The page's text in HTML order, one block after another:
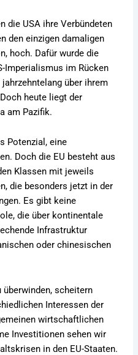
die USA ihre Verbündeten
den einzigen damaligen
hoch. Dafür wurde die
Imperialismus im Rücken
über ihrem
heute liegt der
am Pazifik.
Potenzial, eine
Doch die EU besteht aus
Klassen mit jeweils
die besonders jetzt in der
Es gibt keine
die über kontinentale
Infrastruktur
oder chinesischen
überwinden, scheitern
Interessen der
wirtschaftlichen
Investitionen sehen wir
in den EU-Staaten.